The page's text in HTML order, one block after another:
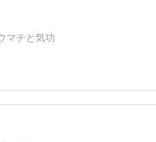
マチと気功